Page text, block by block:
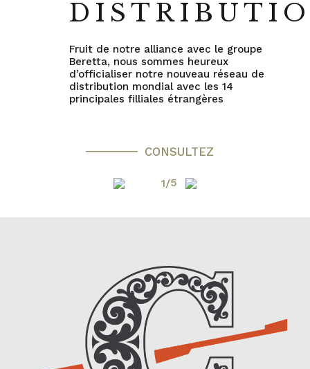
Fruit de notre alliance avec le groupe
Beretta, nous sommes heureux
d’officialiser notre nouveau réseau de
distribution mondial avec les 14
principales filliales étrangères
CONSULTEZ